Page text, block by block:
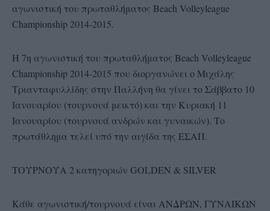
αγωνιστική του πρωταθλήματος Beach Volleyleague
Championship 2014-2015.
H 7η αγωνιστική του πρωταθλήματος Beach Volleyleague
Championship 2014-2015 που διοργανώνει ο Μιχάλης
Τριανταφυλλίδης στην Παλλήνη θα γίνει τo Σάββατο 10
Ιανουαρίου (τουρνουά μεικτό) και την Κυριακή 11
Ιανουαρίου (τουρνουά ανδρών και γυναικών). Το
πρωτάθλημα τελεί υπό την αιγίδα της ΕΣΑΠ.
ΤΟΥΡΝΟΥΑ 2 κατηγοριών GOLDEN & SILVER
Κάθε αγωνιστική/τουρνουά είναι ΑΝΔΡΩΝ, ΓΥΝΑΙΚΩΝ